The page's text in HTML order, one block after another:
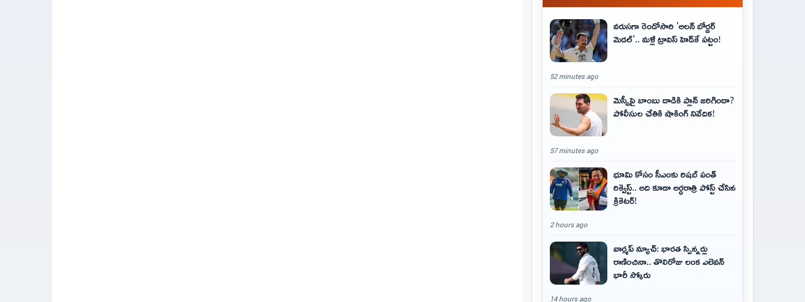
వరుసగా రెండోసారి 'అలన్ బోర్డర్
మెడల్'.. మళ్లీ ట్రావిస్ హెడ్‌కే పట్టం!
52 minutes ago
మెస్సీపై బాంబు దాడికి ప్లాన్‌ జరిగిందా?
పోలీసుల చేతికి షాకింగ్‌ నివేదిక!
57 minutes ago
భూమి కోసం సీఎంకు రిషబ్ పంత్
రిక్వెస్ట్‌.. అది కూడా అర్ధరాత్రి పోస్ట్ చేసిన
క్రికెట‌ర్‌!
2 hours ago
వార్మప్ మ్యాచ్: భారత స్పిన్నర్లు
రాణించినా.. తొలిరోజు లంక ఎలెవన్
భారీ స్కోరు
14 hours ago